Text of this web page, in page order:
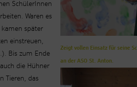
SchülerInnen
Waren es
später
einstreuen,
Bis zum Ende
die Hühner
Tieren, das
Zeigt vollen Einsatz für seine
an der ASO St. Anton.